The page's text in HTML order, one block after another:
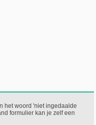
het woord 'niet ingedaalde
formulier kan je zelf een